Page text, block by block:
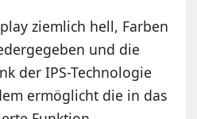
ziemlich hell, Farben
und die
der IPS-Technologie
ermöglicht die in das